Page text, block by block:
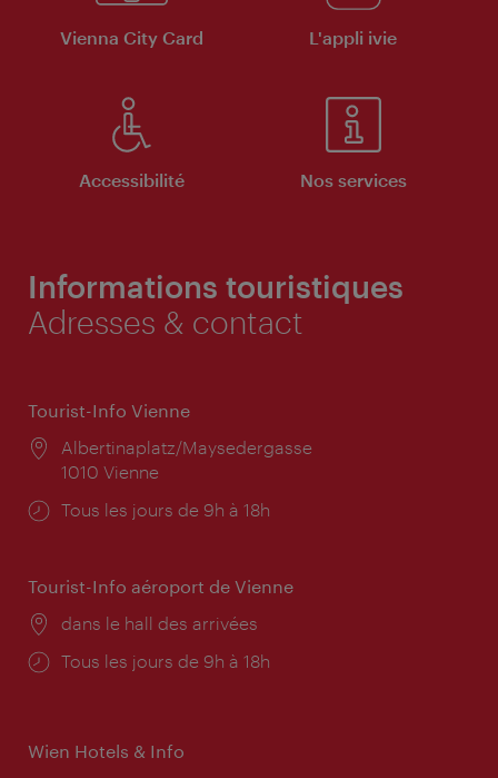
Vienna City Card L'appli ivie
Accessibilité Nos services
Informations touristiques
Adresses & contact
Tourist-Info Vienne
Lieu:
Albertinaplatz/Maysedergasse
1010 Vienne
Horaires
Tous les jours de 9h à 18h
Tourist-Info aéroport de Vienne
Lieu:
dans le hall des arrivées
Horaires
Tous les jours de 9h à 18h
Wien Hotels & Info